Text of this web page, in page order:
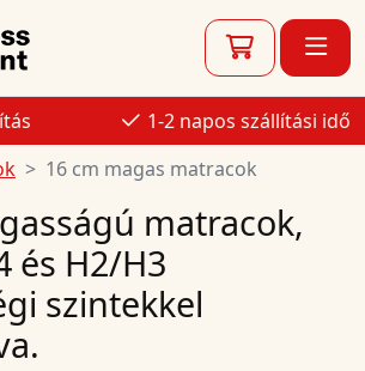
1-2 napos szállítási idő
16 cm magas matracok
matracok,
és H2/H3
szintekkel